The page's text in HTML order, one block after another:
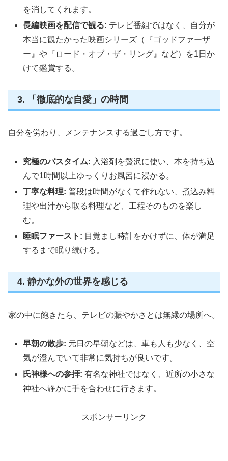
を消してくれます。
長編映画を配信で観る: テレビ番組ではなく、自分が
本当に観たかった映画シリーズ（『ゴッドファーザ
ー』や『ロード・オブ・ザ・リング』など）を1日か
けて鑑賞する。
3. 「徹底的な自愛」の時間
自分を労わり、メンテナンスする過ごし方です。
究極のバスタイム: 入浴剤を贅沢に使い、本を持ち込
んで1時間以上ゆっくりお風呂に浸かる。
丁寧な料理: 普段は時間がなくて作れない、煮込み料
理や出汁から取る料理など、工程そのものを楽し
む。
睡眠ファースト: 目覚まし時計をかけずに、体が満足
するまで眠り続ける。
4. 静かな外の世界を感じる
家の中に飽きたら、テレビの賑やかさとは無縁の場所へ。
早朝の散歩: 元日の早朝などは、車も人も少なく、空
気が澄んでいて非常に気持ちが良いです。
氏神様への参拝: 有名な神社ではなく、近所の小さな
神社へ静かに手を合わせに行きます。
スポンサーリンク